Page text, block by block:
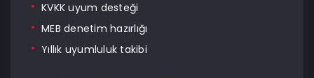
KVKK uyum desteği
MEB denetim hazırlığı
Yıllık uyumluluk takibi